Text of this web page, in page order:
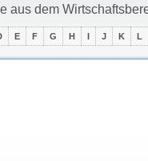
aus dem
E F G H I J K L